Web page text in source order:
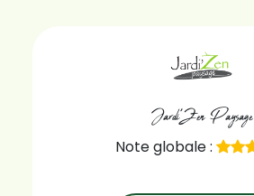
Jardi'Zen Paysage
Note globale :